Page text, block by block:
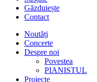
Găzduiește
Contact
Noutăți
Concerte
Despre noi
Povestea
PIANISTUL
Proiecte